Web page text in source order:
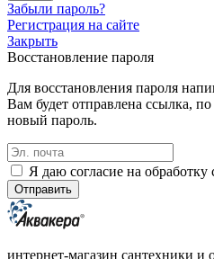
Забыли пароль?
Регистрация на сайте
Закрыть
Восстановление пароля
Для восстановления пароля
Вам будет отправлена ссылка,
новый пароль.
Я даю согласие на
интернет-магазин сантехники и